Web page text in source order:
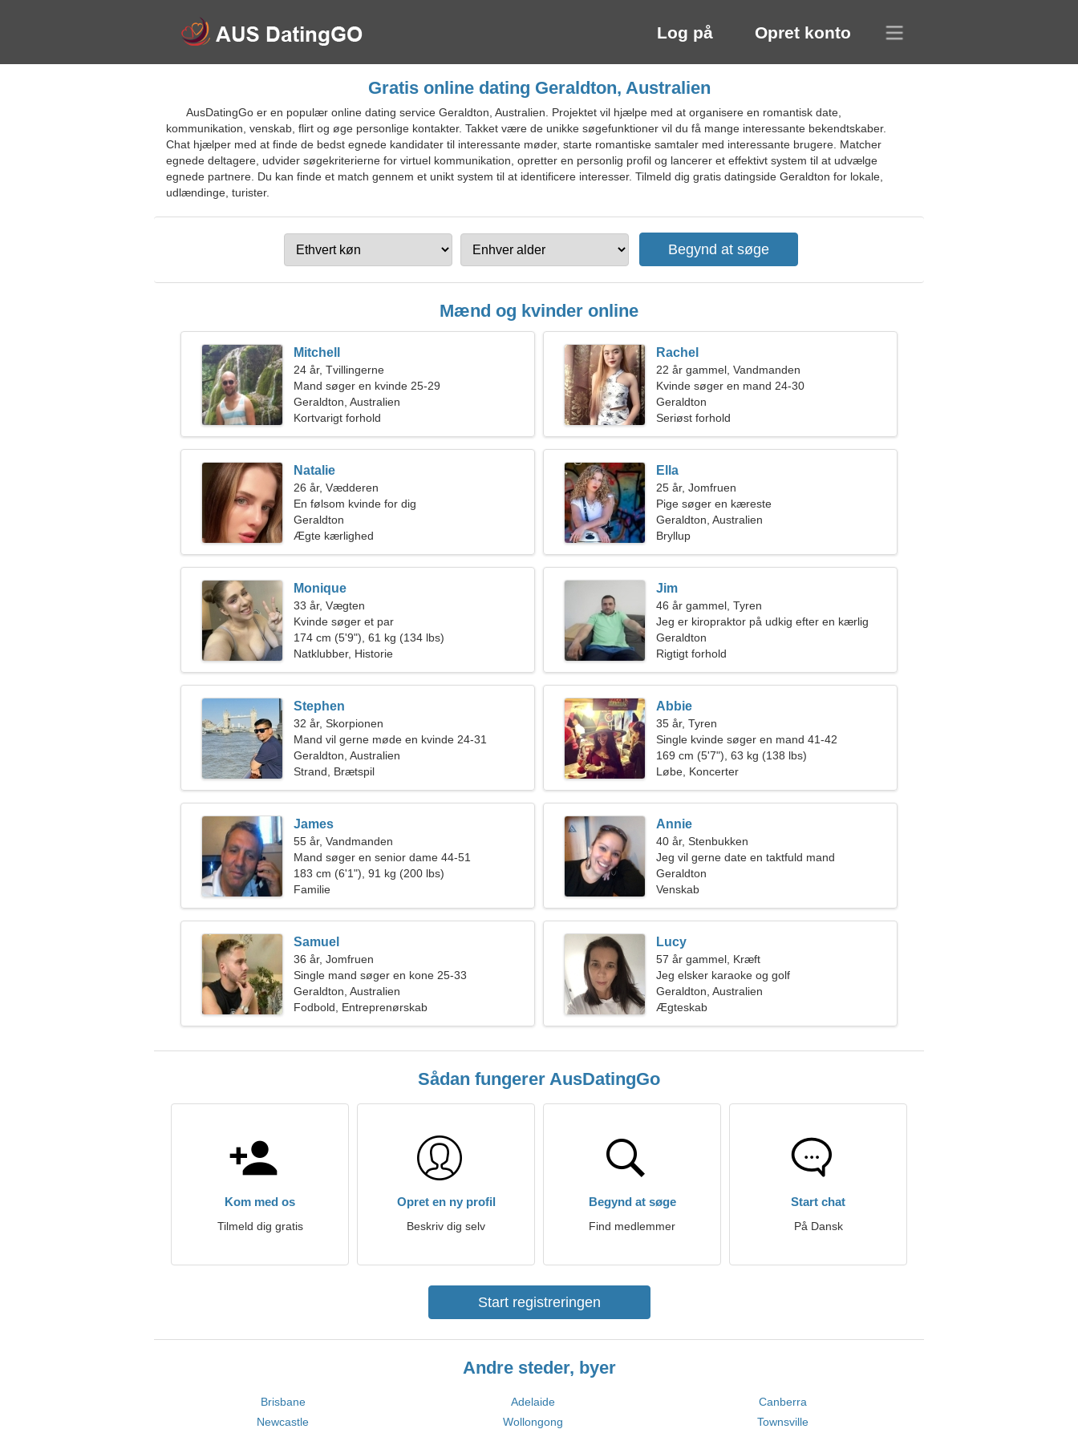
Log på Opret konto
Gratis online dating Geraldton, Australien
AusDatingGo er en populær online dating service Geraldton, Australien. Projektet vil hjælpe med at organisere en romantisk date,
kommunikation, venskab, flirt og øge personlige kontakter. Takket være de unikke søgefunktioner vil du få mange interessante bekendtskaber.
Chat hjælper med at finde de bedst egnede kandidater til interessante møder, starte romantiske samtaler med interessante brugere. Matcher
egnede deltagere, udvider søgekriterierne for virtuel kommunikation, opretter en personlig profil og lancerer et effektivt system til at udvælge
egnede partnere. Du kan finde et match gennem et unikt system til at identificere interesser. Tilmeld dig gratis datingside Geraldton for lokale,
udlændinge, turister.
Mænd og kvinder online
Mitchell
24 år, Tvillingerne
Mand søger en kvinde 25-29
Geraldton, Australien
Kortvarigt forhold
Rachel
22 år gammel, Vandmanden
Kvinde søger en mand 24-30
Geraldton
Seriøst forhold
Natalie
26 år, Vædderen
En følsom kvinde for dig
Geraldton
Ægte kærlighed
Ella
25 år, Jomfruen
Pige søger en kæreste
Geraldton, Australien
Bryllup
Monique
33 år, Vægten
Kvinde søger et par
174 cm (5'9"), 61 kg (134 lbs)
Natklubber, Historie
Jim
46 år gammel, Tyren
Jeg er kiropraktor på udkig efter en kærlig
kvinde
Geraldton
Rigtigt forhold
Stephen
32 år, Skorpionen
Mand vil gerne møde en kvinde 24-31
Geraldton, Australien
Strand, Brætspil
Abbie
35 år, Tyren
Single kvinde søger en mand 41-42
169 cm (5'7"), 63 kg (138 lbs)
Løbe, Koncerter
James
55 år, Vandmanden
Mand søger en senior dame 44-51
183 cm (6'1"), 91 kg (200 lbs)
Familie
Annie
40 år, Stenbukken
Jeg vil gerne date en taktfuld mand
Geraldton
Venskab
Samuel
36 år, Jomfruen
Single mand søger en kone 25-33
Geraldton, Australien
Fodbold, Entreprenørskab
Lucy
57 år gammel, Kræft
Jeg elsker karaoke og golf
Geraldton, Australien
Ægteskab
Sådan fungerer AusDatingGo
Kom med os
Tilmeld dig gratis
Opret en ny profil
Beskriv dig selv
Begynd at søge
Find medlemmer
Start chat
På Dansk
Start registreringen
Andre steder, byer
Brisbane Adelaide
Canberra
Newcastle
Wollongong
Townsville